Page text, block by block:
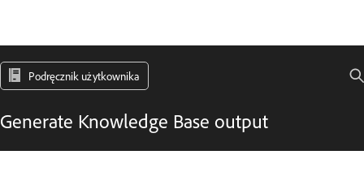
Podręcznik użytkownika
Generate Knowledge Base output